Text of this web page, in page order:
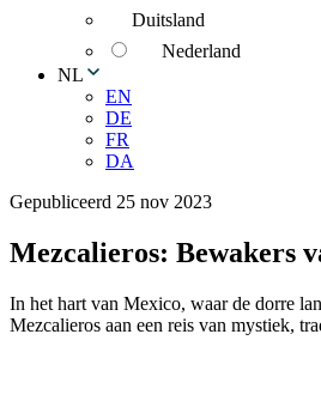
Duitsland
Nederland
NL
EN
DE
FR
DA
Gepubliceerd 25 nov 2023
Mezcalieros: Bewakers
In het hart van Mexico, waar de dorre
Mezcalieros aan een reis van mystiek,